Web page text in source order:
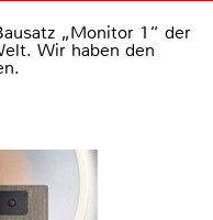
„Monitor 1“ der
Wir haben den